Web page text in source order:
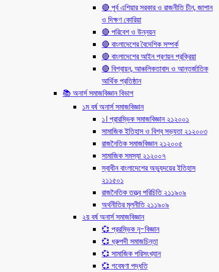
🔴 পূর্ব এশিয়ার সরকার ও রাজনীতি চীন, জাপান
ও দিক্ষণ কোরিয়া
🔴 পরিবেশ ও উন্নয়ন
🔴 বাংলাদেশের বৈদেশিক সম্পর্ক
🔴 বাংলাদেশের আইন প্রণয়ন প্রক্রিয়া
🔴 বিশ্বায়ন, আঞ্চলিকতাবাদ ও আন্তর্জাতিক
আর্থিক প্রতিষ্ঠান
📚 অনার্স সমাজবিজ্ঞান বিভাগ
১ম বর্ষ অনার্স সমাজবিজ্ঞান
১। প্রারম্ভিক সমাজবিজ্ঞান ২১২০০১
সামাজিক ইতিহাস ও বিশ্ব সভ্যতা ২১২০০৩
রাজনৈতিক সমাজবিজ্ঞান ২১২০০৫
সামাজিক সমস্যা ২১২০০৭
স্বাধীন বাংলাদেশের অভ্যুদয়ের ইতিহাস
২১১৫০১
রাজনৈতিক তত্ত্ব পরিচিতি ২১১৯০৯
অর্থনীতির মূলনীতি ২১১৯০৯
২য় বর্ষ অনার্স সমাজবিজ্ঞান
💞 প্ররম্ভিক নৃ-বিজ্ঞান
💞 ধ্রুপদী সমাজচিন্তা
💞 সামাজিক পরিসংখ্যান
💞 গবেষণা পদ্ধতি